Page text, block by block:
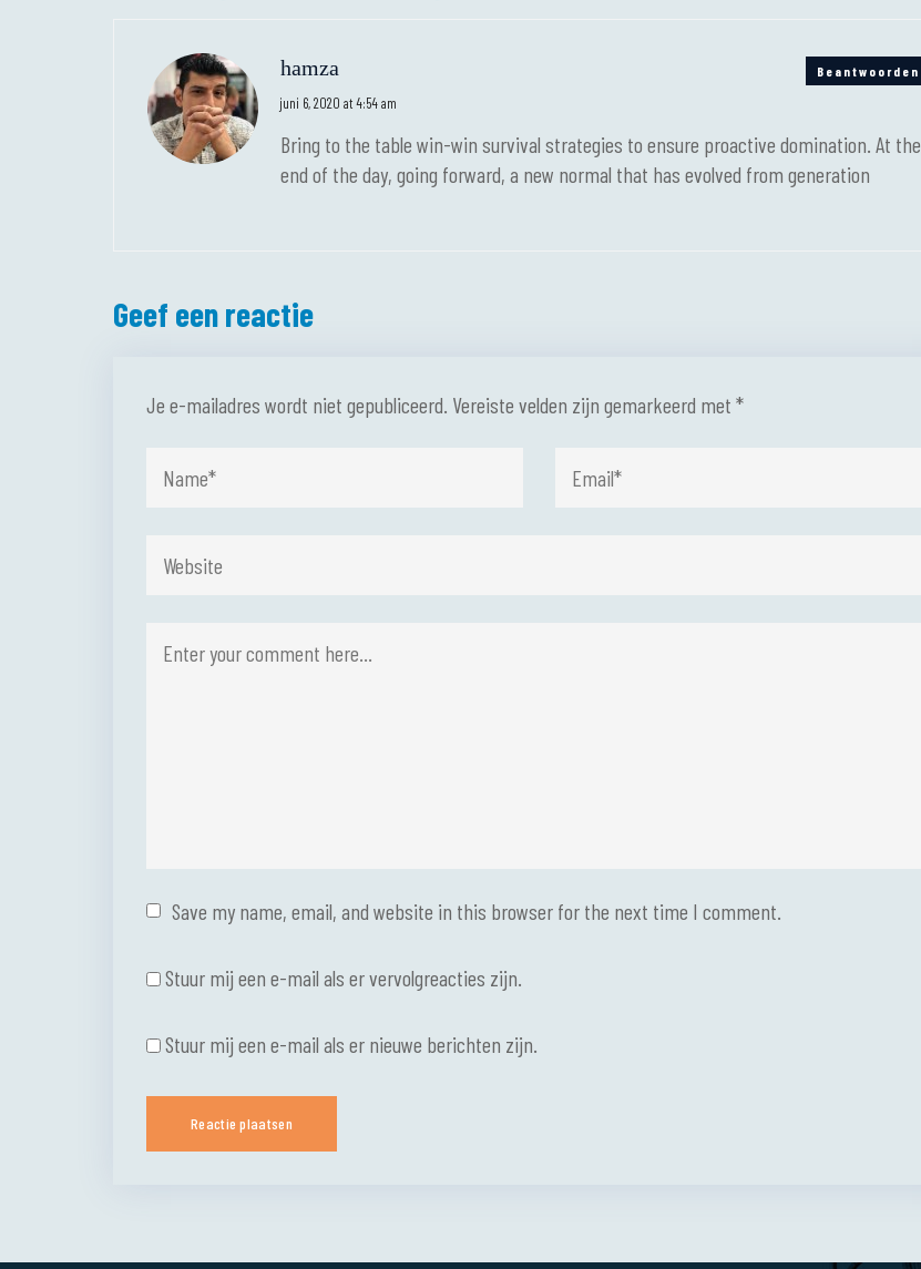
hamza
juni 6, 2020 at 4:54 am
Bring to the table win-win survival strategies to ensure proactive domination. At the
end of the day, going forward, a new normal that has evolved from generation
Beantwoorden
Geef een reactie
Je e-mailadres wordt niet gepubliceerd. Vereiste velden zijn gemarkeerd met *
Save my name, email, and website in this browser for the next time I comment.
Stuur mij een e-mail als er vervolgreacties zijn.
Stuur mij een e-mail als er nieuwe berichten zijn.